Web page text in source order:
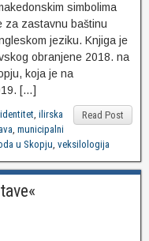
simbolima
za zastavnu baštinu
jeziku. Knjiga je
obranjene 2018. na
koja je na
[…]
Read Post
identitet, ilirska
, municipalni
u Skopju, veksilologija